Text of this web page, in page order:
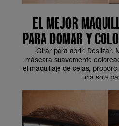
EL MEJOR
PARA DOMAR Y
Girar para abrir. Deslizar.
máscara suavemente
el maquillaje de cejas,
una sola